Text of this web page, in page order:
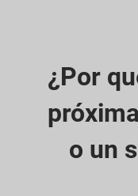
¿Por
o un